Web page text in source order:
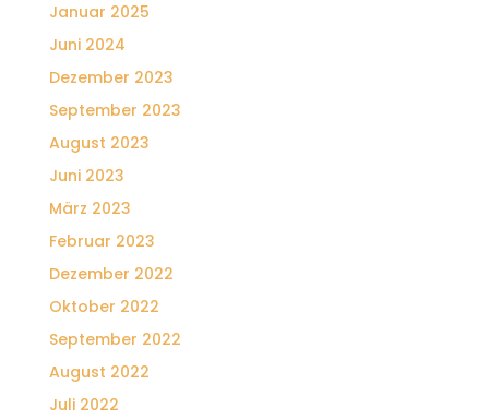
Januar 2025
Juni 2024
Dezember 2023
September 2023
August 2023
Juni 2023
März 2023
Februar 2023
Dezember 2022
Oktober 2022
September 2022
August 2022
Juli 2022